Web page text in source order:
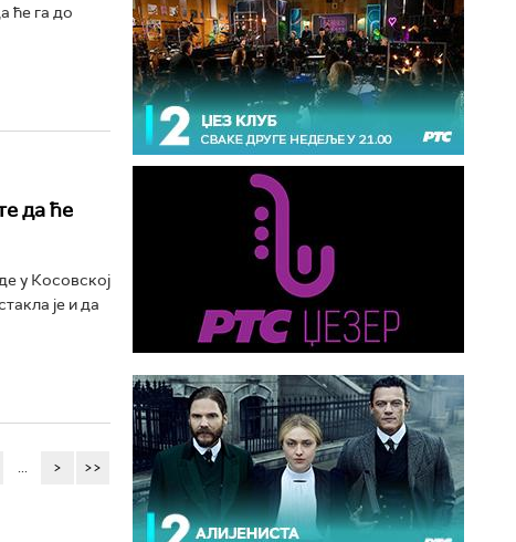
ће га до
да ће
у Косовској
је и да
... > >>